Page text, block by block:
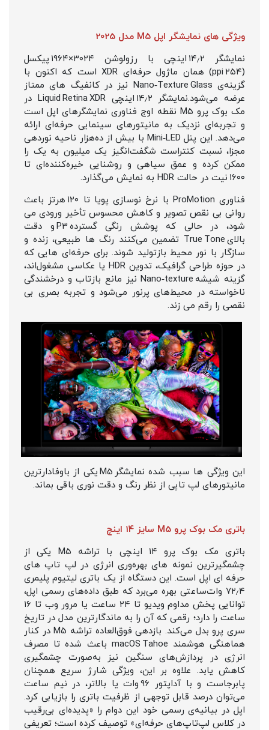
ویژگی های نمایشگر اپل M5 مدل 2025
نمایشگر ۱۴٫۲ اینچی با رزولوشن ۳۰۲۴×۱۹۶۴ پیکسل
(۲۵۴ ppi) همان ماژول حرفه‌ای XDR است که اکنون با
گزینه‌ی Nano‑Texture Glass نیز در کانفیگ‌ های ممتاز
عرضه می‌شود.نمایشگر ۱۴٫۲ اینچی Liquid Retina XDR در
مک‌ بوک پرو M5 نقطه اوج فناوری نمایشگرهای اپل است
و تجربه‌ای نزدیک به مانیتورهای سینمایی حرفه‌ای ارائه
می‌دهد. این پنل Mini‑LED با بیش از ده‌هزار ناحیه نوردهی
مجزا، نسبت کنتراست شگفت‌انگیز یک میلیون به یک را
ممکن کرده و عمق سیاهی و روشنایی خیره‌کننده‌ای تا
۱۶۰۰ نیت در حالت HDR به نمایش می‌گذارد.
فناوری ProMotion با نرخ نوسازی پویا تا ۱۲۰ هرتز باعث
روانی بی‌ نقص تصویر و کاهش محسوس تأخیر ورودی می‌
شود، در حالی که پوشش رنگی گسترده P3 و دقت
بالای True Tone تضمین می‌کنند رنگ‌ ها طبیعی، زنده و
سازگار با نور محیط بازتولید شوند. برای حرفه‌ای‌ هایی که
در حوزه طراحی گرافیک، تدوین HDR یا عکاسی مشغول‌اند،
گزینه شیشه Nano‑texture نیز مانع بازتاب و درخشندگی
ناخواسته در محیط‌های پرنور می‌شود و تجربه بصری بی‌
نقصی را رقم می‌ زند.
این ویژگی‌ ها سبب شده نمایشگر M5 یکی از باوفادارترین
مانیتورهای لپ‌ تاپی از نظر رنگ و دقت نوری باقی بماند.
باتری مک بوک پرو M5 سایز 14 اینچ
باتری مک‌ بوک پرو ۱۴ اینچی با تراشه M5 یکی از
چشمگیرترین نمونه‌ های بهره‌وری انرژی در لپ‌ تاپ‌ های
حرفه‌ ای اپل است. این دستگاه از یک باتری لیتیوم‌ پلیمری
۷۲٫۴ وات‌ساعتی بهره می‌برد که طبق داده‌های رسمی اپل،
توانایی پخش مداوم ویدیو تا ۲۴ ساعت یا مرور وب تا ۱۶
ساعت را دارد؛ رقمی که آن را به ماندگارترین مدل در تاریخ
سری پرو بدل می‌کند. بازدهی فوق‌العاده تراشه M5 در کنار
هماهنگی هوشمند macOS Tahoe باعث شده تا مصرف
انرژی در پردازش‌های سنگین نیز به‌صورت چشمگیری
کاهش یابد. علاوه بر این، ویژگی شارژ سریع همچنان
پابرجاست و با آداپتور ۹۶ وات یا بالاتر، در نیم ساعت
می‌توان درصد قابل توجهی از ظرفیت باتری را بازیابی کرد.
اپل در بیانیه‌ی رسمی خود این دوام را «پدیده‌ای بی‌رقیب
در کلاس لپ‌تاپ‌های حرفه‌ای» توصیف کرده است؛ تعریفی